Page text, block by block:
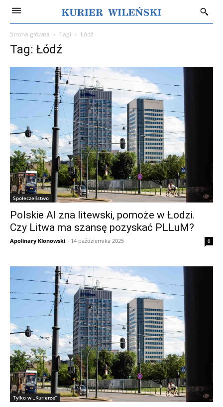
Strona główna Tagi Łódź
Tag: Łódź
Społeczeństwo
Polskie AI zna litewski, pomoże w Łodzi.
Czy Litwa ma szansę pozyskać PLLuM?
Apolinary Klonowski - 14 października 2025 0
Tylko w „Kurierze”